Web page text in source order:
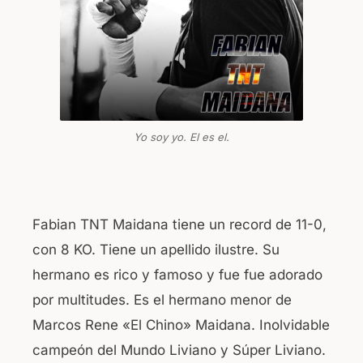
Yo soy yo. El es el.
Fabian TNT Maidana tiene un record de 11-0,
con 8 KO. Tiene un apellido ilustre. Su
hermano es rico y famoso y fue fue adorado
por multitudes. Es el hermano menor de
Marcos Rene «El Chino» Maidana. Inolvidable
campeón del Mundo Liviano y Súper Liviano.